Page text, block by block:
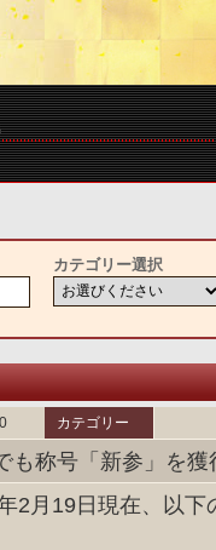
カテゴリー選択
カテゴリー
も称号「新参」を
2月19日現在、以